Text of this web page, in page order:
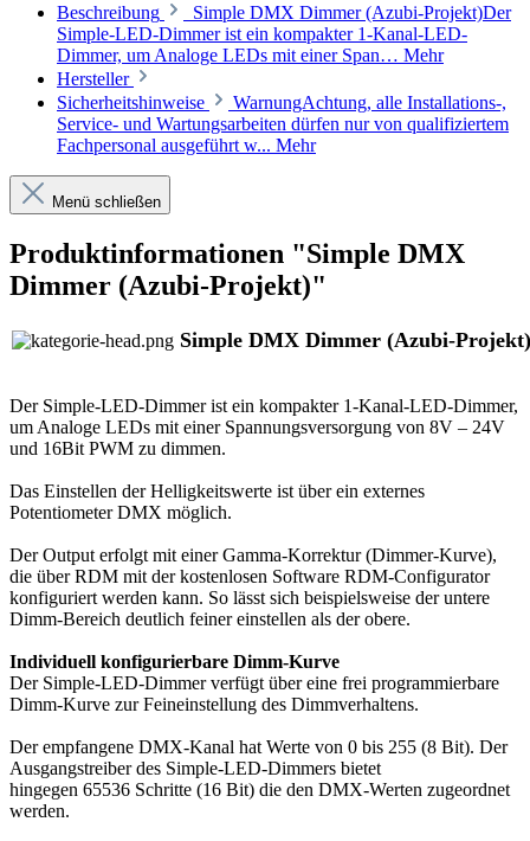
Beschreibung
Simple DMX Dimmer (Azubi-Projekt)Der
Simple-LED-Dimmer ist ein kompakter 1-Kanal-LED-
Dimmer, um Analoge LEDs mit einer Span… Mehr
Hersteller
Sicherheitshinweise
WarnungAchtung, alle Installations-,
Service- und Wartungsarbeiten dürfen nur von qualifiziertem
Fachpersonal ausgeführt w... Mehr
Menü schließen
Produktinformationen "Simple DMX
Dimmer (Azubi-Projekt)"
Simple DMX Dimmer (Azubi-Projekt)
Der Simple-LED-Dimmer ist ein kompakter 1-Kanal-LED-Dimmer,
um Analoge LEDs mit einer Spannungsversorgung von 8V – 24V
und 16Bit PWM zu dimmen.
Das Einstellen der Helligkeitswerte ist über ein externes
Potentiometer DMX möglich.
Der Output erfolgt mit einer Gamma-Korrektur (Dimmer-Kurve),
die über RDM mit der kostenlosen Software RDM-Configurator
konfiguriert werden kann. So lässt sich beispielsweise der untere
Dimm-Bereich deutlich feiner einstellen als der obere.
Individuell konfigurierbare Dimm-Kurve
Der Simple-LED-Dimmer verfügt über eine frei programmierbare
Dimm-Kurve zur Feineinstellung des Dimmverhaltens.
Der empfangene DMX-Kanal hat Werte von 0 bis 255 (8 Bit). Der
Ausgangstreiber des Simple-LED-Dimmers bietet
hingegen 65536 Schritte (16 Bit) die den DMX-Werten zugeordnet
werden.